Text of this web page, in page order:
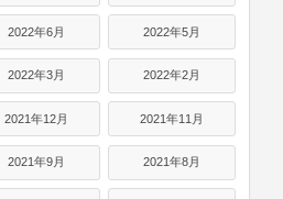
2022年6月 2022年5月
2022年3月 2022年2月
2021年12月 2021年11月
2021年9月 2021年8月